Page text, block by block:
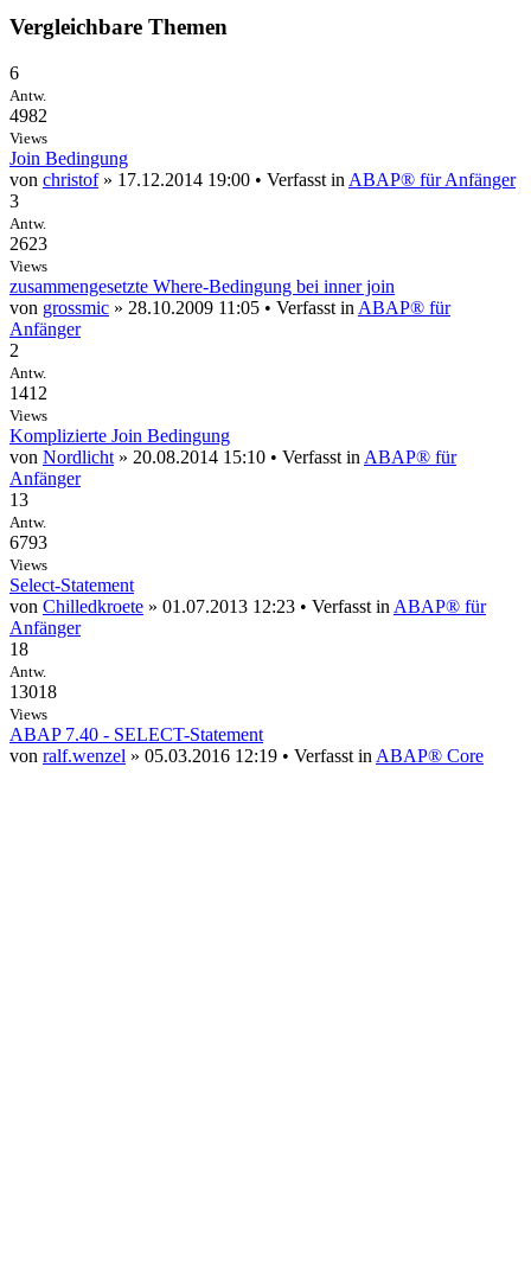
Vergleichbare Themen
6
Antw.
4982
Views
Join Bedingung
von christof» 17.12.2014 19:00 • Verfasst in ABAP® für Anfänger
3
Antw.
2623
Views
zusammengesetzte Where-Bedingung bei inner join
von grossmic » 28.10.2009 11:05 • Verfasst in ABAP® für
Anfänger
2
Antw.
1412
Views
Komplizierte Join Bedingung
von Nordlicht » 20.08.2014 15:10 • Verfasst in ABAP® für
Anfänger
13
Antw.
6793
Views
Select-Statement
von Chilledkroete » 01.07.2013 12:23 • Verfasst in ABAP® für
Anfänger
18
Antw.
13018
Views
ABAP 7.40 - SELECT-Statement
von ralf.wenzel » 05.03.2016 12:19 • Verfasst in ABAP® Core